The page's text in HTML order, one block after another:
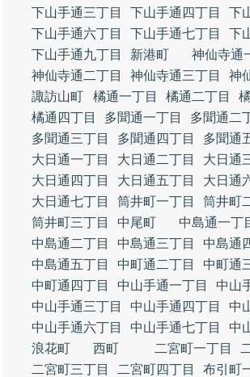
下山手通三丁目
下山手通四丁目
下
下山手通六丁目
下山手通七丁目
下
下山手通九丁目
新港町
神仙寺通
神仙寺通二丁目
神仙寺通三丁目
神
諏訪山町
橘通一丁目 橘通二丁目
橘通四丁目
多聞通一丁目
多聞通二
多聞通三丁目
多聞通四丁目
多聞通
大日通一丁目
大日通二丁目
大日通
大日通四丁目
大日通五丁目
大日通
大日通七丁目
筒井町一丁目
筒井町
筒井町三丁目
中尾町
中島通一丁
中島通二丁目
中島通三丁目
中島通
中島通五丁目
中町通二丁目
中町通
中町通四丁目
中山手通一丁目
中山
中山手通三丁目
中山手通四丁目
中
中山手通六丁目
中山手通七丁目
中
浪花町
西町 二宮町一丁目
二宮町三丁目
二宮町四丁目
布引町